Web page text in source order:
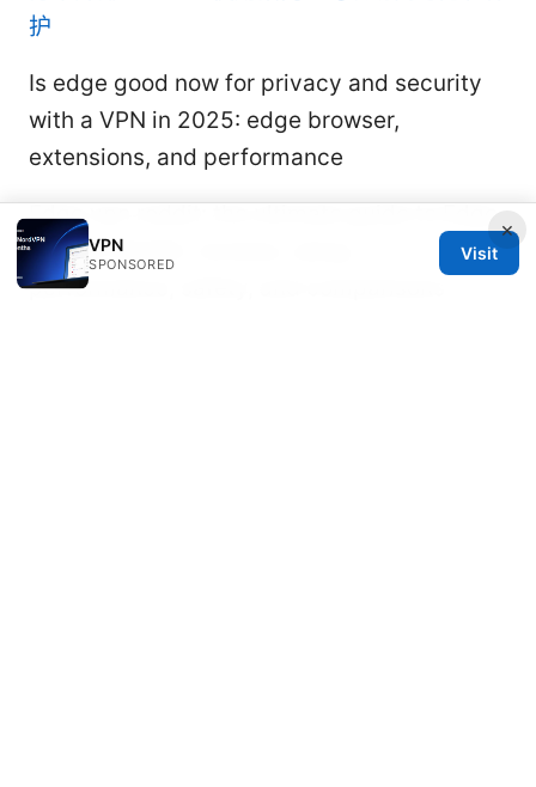
护
Is edge good now for privacy and security
with a VPN in 2025: edge browser,
extensions, and performance
Edge vpn reddit: the ultimate guide to Edge
VPN on Reddit, reviews, setup,
performance, safety, and comparisons
×
VPN
SPONSORED
Visit